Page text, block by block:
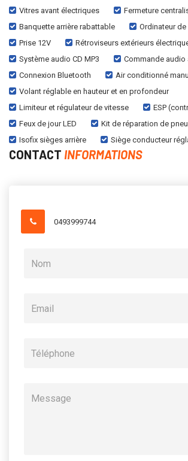
Vitres avant électriques
Fermeture
Banquette arrière rabattable
Ordinateur de
Prise 12V
Rétroviseurs extérieurs
Système audio CD MP3
Commande audio
Connexion Bluetooth
Air conditionné
Volant réglable en hauteur et en profondeur
Limiteur et régulateur de vitesse
ESP
Feux de jour LED
Kit de réparation de
Isofix sièges arrière
Siège conducteur
CONTACT INFORMATIONS
0493999744